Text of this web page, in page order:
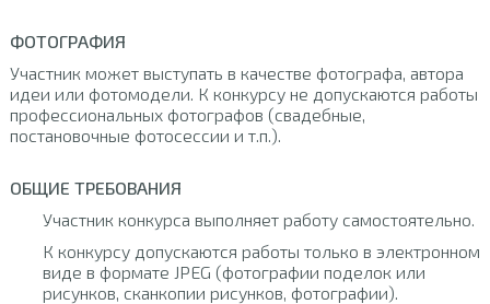
ФОТОГРАФИЯ
Участник может выступать в качестве фотографа, автора
идеи или фотомодели. К конкурсу не допускаются работы
профессиональных фотографов (свадебные,
постановочные фотосессии и т.п.).
ОБЩИЕ ТРЕБОВАНИЯ
Участник конкурса выполняет работу самостоятельно.
К конкурсу допускаются работы только в электронном
виде в формате JPEG (фотографии поделок или
рисунков, сканкопии рисунков, фотографии).